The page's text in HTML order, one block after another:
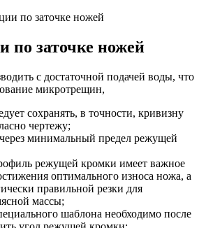
по заточке ножей
по заточке ножей
с достаточной подачей воды, что
микротрещин,
сохранять, в точности, кривизну
чертежу;
минимальный предел режущей
режущей кромки имеет важное
оптимального износа ножа, а
правильной резки для
массы;
шаблона необходимо после